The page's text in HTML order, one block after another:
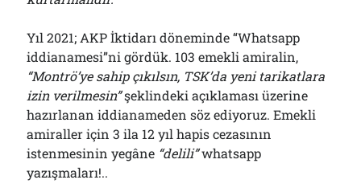
Yıl 2021; AKP İktidarı döneminde “Whatsapp
iddianamesi”ni gördük. 103 emekli amiralin,
“Montrö’ye sahip çıkılsın, TSK’da yeni tarikatlara
izin verilmesin”şeklindeki açıklaması üzerine
hazırlanan iddianameden söz ediyoruz. Emekli
amiraller için 3 ila 12 yıl hapis cezasının
istenmesinin yegâne “delili”whatsapp
yazışmaları!..